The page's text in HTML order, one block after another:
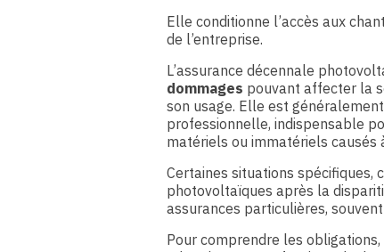
Elle conditionne l’accès aux
de l’entreprise.
L’assurance décennale
dommages pouvant affecter la
son usage. Elle est
professionnelle, indispensable
matériels ou immatériels causés
Certaines situations spécifiques,
photovoltaïques après la
assurances particulières,
Pour comprendre les